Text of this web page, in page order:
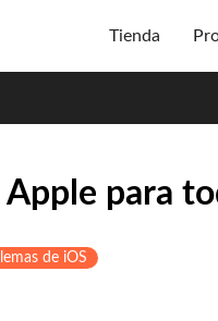
Tienda
para
de iOS